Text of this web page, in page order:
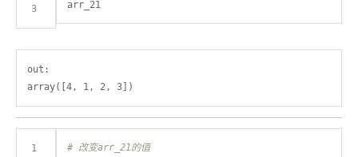
3
arr_21
out:
1
# 改变arr_21的值